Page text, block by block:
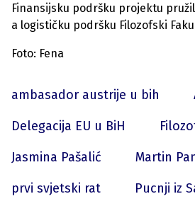
Finansijsku podršku projektu
a logističku podršku Filozofski
Foto: Fena
ambasador austrije u bih
Delegacija EU u BiH
Jasmina Pašalić
Martin
prvi svjetski rat
Pucnji iz